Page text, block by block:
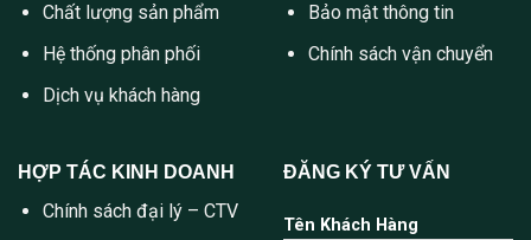
Chất lượng sản phẩm
Hệ thống phân phối
Dịch vụ khách hàng
Bảo mật thông tin
Chính sách vận chuyển
HỢP TÁC KINH DOANH
Chính sách đại lý – CTV
ĐĂNG KÝ TƯ VẤN
Tên Khách Hàng